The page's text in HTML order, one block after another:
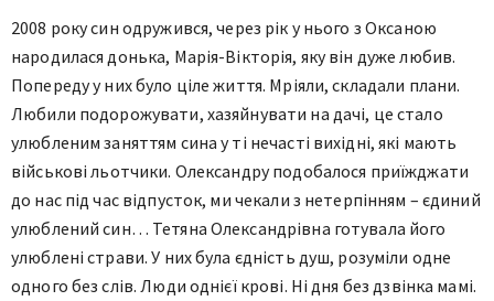
2008 року син одружився, через рік у нього з Оксаною
народилася донька, Марія-Вікторія, яку він дуже любив.
Попереду у них було ціле життя. Мріяли, складали плани.
Любили подорожувати, хазяйнувати на дачі, це стало
улюбленим заняттям сина у ті нечасті вихідні, які мають
військові льотчики. Олександру подобалося приїжджати
до нас під час відпусток, ми чекали з нетерпінням – єдиний
улюблений син… Тетяна Олександрівна готувала його
улюблені страви. У них була єдність душ, розуміли одне
одного без слів. Люди однієї крові. Ні дня без дзвінка мамі.